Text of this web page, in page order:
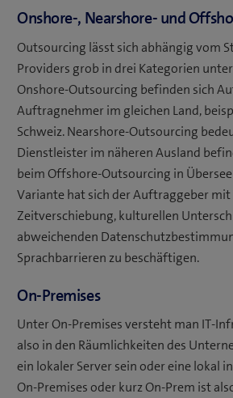
Onshore-, Nearshore- und
Outsourcing lässt sich abhängig vom
Providers grob in drei Kategorien
Onshore-Outsourcing befinden sich
Auftragnehmer im gleichen Land,
Schweiz. Nearshore-Outsourcing
Dienstleister im näheren Ausland
beim Offshore-Outsourcing in
Variante hat sich der Auftraggeber
Zeitverschiebung, kulturellen
abweichenden
Sprachbarrieren zu beschäftigen.
On-Premises
Unter On-Premises versteht man IT-
also in den Räumlichkeiten des
ein lokaler Server sein oder eine lokal
On-Premises oder kurz On-Prem ist